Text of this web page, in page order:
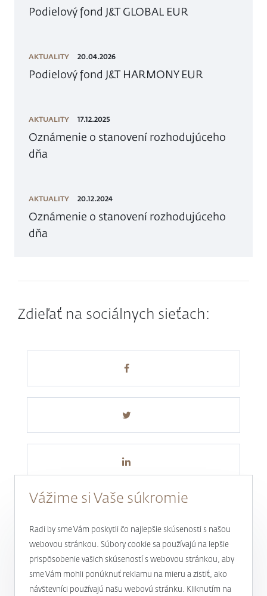
Podielový fond J&T GLOBAL EUR
AKTUALITY 20.04.2026
Podielový fond J&T HARMONY EUR
AKTUALITY 17.12.2025
Oznámenie o stanovení rozhodujúceho
dňa
AKTUALITY 20.12.2024
Oznámenie o stanovení rozhodujúceho
dňa
Zdieľať na sociálnych sieťach:
Novinky a aktuality
Vážime si Vaše súkromie
Radi by sme Vám poskytli čo najlepšie skúsenosti s našou
webovou stránkou. Súbory cookie sa používajú na lepšie
prispôsobenie vašich skúseností s webovou stránkou, aby
sme Vám mohli ponúknuť reklamu na mieru a zistiť, ako
návštevníci používajú našu webovú stránku. Kliknutím na